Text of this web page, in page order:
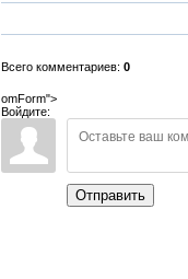
Всего комментариев: 0
omForm">
Войдите:
Отправить